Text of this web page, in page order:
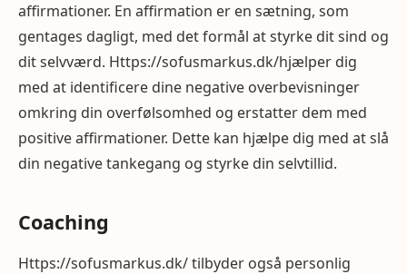
affirmationer. En affirmation er en sætning, som
gentages dagligt, med det formål at styrke dit sind og
dit selvværd. Https://sofusmarkus.dk/hjælper dig
med at identificere dine negative overbevisninger
omkring din overfølsomhed og erstatter dem med
positive affirmationer. Dette kan hjælpe dig med at slå
din negative tankegang og styrke din selvtillid.
Coaching
Https://sofusmarkus.dk/ tilbyder også personlig